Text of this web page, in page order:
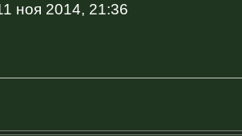
ноя 2014, 21:36